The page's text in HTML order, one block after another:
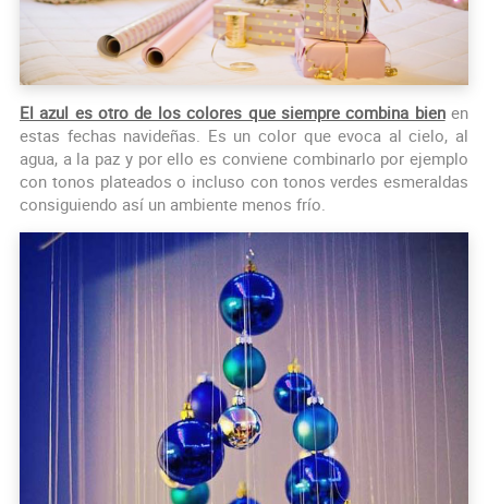
El azul es otro de los colores que siempre combina bienen
estas fechas navideñas. Es un color que evoca al cielo, al
agua, a la paz y por ello es conviene combinarlo por ejemplo
con tonos plateados o incluso con tonos verdes esmeraldas
consiguiendo así un ambiente menos frío.